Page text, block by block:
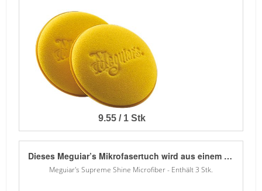
9.55 / 1 Stk
Dieses Meguiar’s Mikrofasertuch wird aus einem besonders plüschigem Premium-Gewebe hergestellt. Es erzielt hologrammfreie, spiegelartige Ergebnisse. Die dichte, doppelseitige Mikrofaserschicht absorbiert dreimal mehr als ein klassisches Frotteetuch. Dies ermöglicht ein besonders schnelles Abwischen ohne große Kraftanwendung. Ideal für Quik Detailer und Quik Wax Produkte. Das perfekte Premium-Tuch für alle, die eine bestehende Versiegelung pflegen wollen, ohne den Schutzfilm unnötig zu reduzieren. Maschinenwaschbar.
Meguiar's Supreme Shine Microfiber - Enthält 3 Stk.